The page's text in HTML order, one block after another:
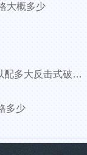
大概多少
反击式破碎机？
多少